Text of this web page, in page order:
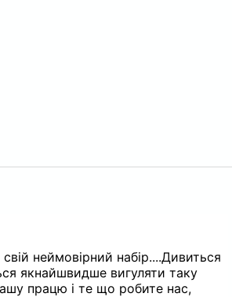
неймовірний набір....Дивиться
якнайшвидше вигуляти таку
працю і те що робите нас,